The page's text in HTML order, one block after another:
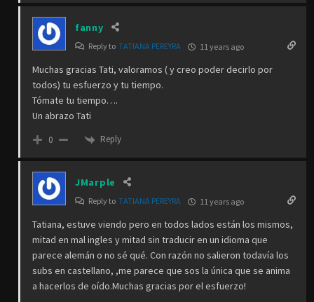
fanny
Reply to TATIANA PEREYRA 11 years ago
Muchas gracias Tati, valoramos ( y creo poder decirlo por
todos) tu esfuerzo y tu tiempo.
Tómate tu tiempo….
Un abrazo Tati
0 Reply
JMarple
Reply to TATIANA PEREYRA 11 years ago
Tatiana, estuve viendo pero en todos lados están los mismos,
mitad en mal ingles y mitad sin traducir en un idioma que
parece alemán o no sé qué. Con razón no salieron todavía los
subs en castellano, ,me parece que sos la única que se anima
a hacerlos de oído.Muchas gracias por el esfuerzo!